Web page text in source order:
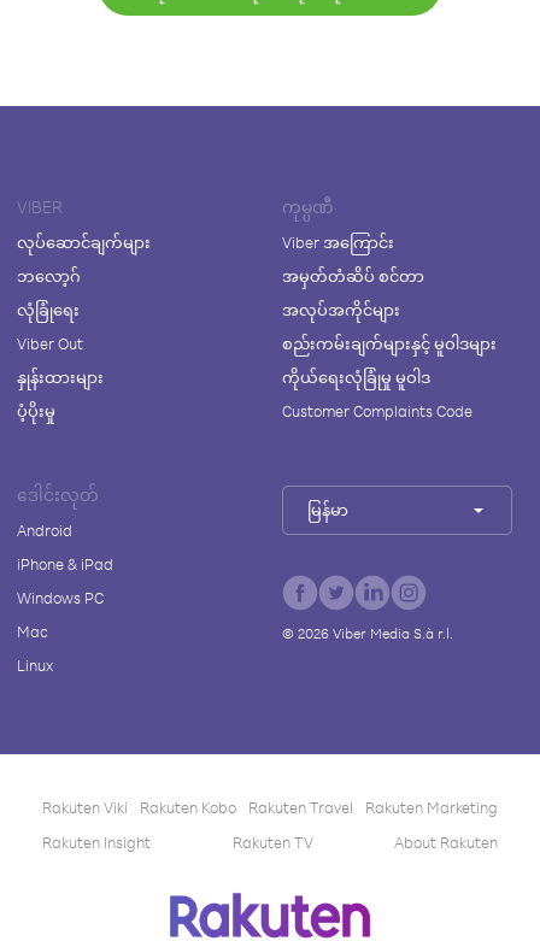
VIBER
လုပ်ဆောင်ချက်များ
ဘလော့ဂ်
လုံခြုံရေး
Viber Out
နှုန်းထားများ
ပံ့ပိုးမှု
ကုမ္ပဏီ
Viber အကြောင်း
အမှတ်တံဆိပ် စင်တာ
အလုပ်အကိုင်များ
စည်းကမ်းချက်များနှင့် မူဝါဒများ
ကိုယ်ရေးလုံခြုံမှု မူဝါဒ
Customer Complaints Code
ဒေါင်းလုတ်
Android
iPhone & iPad
Windows PC
Mac
Linux
မြန်မာ
© 2026Viber Media S.à r.l.
Rakuten Viki Rakuten Kobo Rakuten Travel
Rakuten Marketing
Rakuten Insight
Rakuten TV About Rakuten